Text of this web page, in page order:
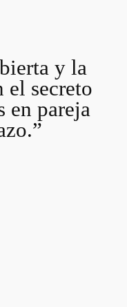
y la
el secreto
en pareja